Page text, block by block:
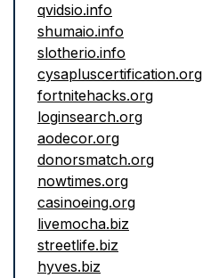
qvidsio.info
shumaio.info
slotherio.info
cysapluscertification.org
fortnitehacks.org
loginsearch.org
aodecor.org
donorsmatch.org
nowtimes.org
casinoeing.org
livemocha.biz
streetlife.biz
hyves.biz